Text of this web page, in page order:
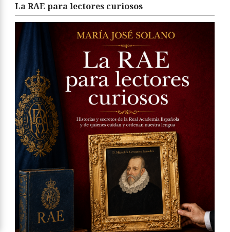
La RAE para lectores curiosos